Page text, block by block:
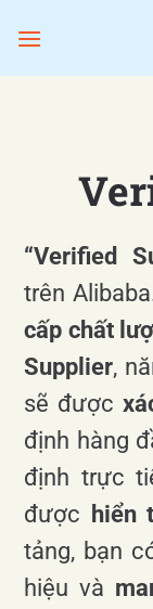
qua
“Verified
trên
cấp chất
Supplier,
sẽ được
định hàng
định trực
được hiển
tảng, bạn
hiệu và